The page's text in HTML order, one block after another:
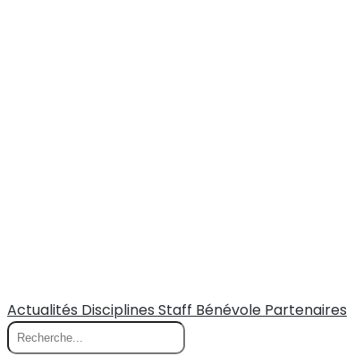
Actualités Disciplines Staff Bénévole Partenaires